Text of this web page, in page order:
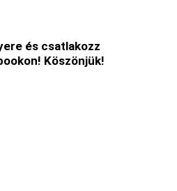
és csatlakozz
Köszönjük!